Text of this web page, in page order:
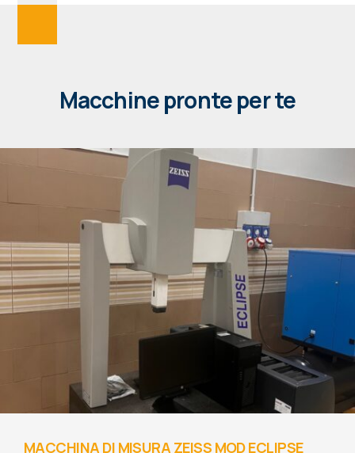
Macchine pronte per te
MACCHINA DI MISURA ZEISS MOD ECLIPSE